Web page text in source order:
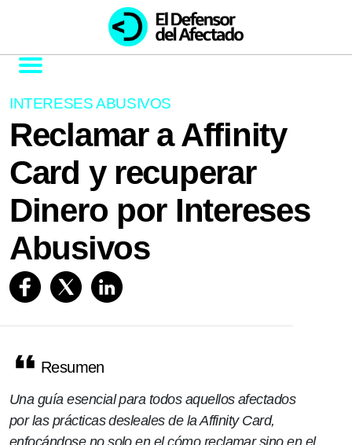
INTERESES ABUSIVOS
Reclamar a Affinity
Card y recuperar
Dinero por Intereses
Abusivos
Resumen
Una guía esencial para todos aquellos afectados
por las prácticas desleales de la Affinity Card,
enfocándose no solo en el cómo reclamar sino en el